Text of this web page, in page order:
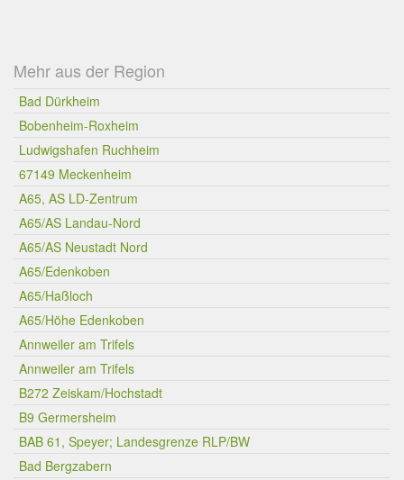
Mehr aus der Region
Bad Dürkheim
Bobenheim-Roxheim
Ludwigshafen Ruchheim
67149 Meckenheim
A65, AS LD-Zentrum
A65/AS Landau-Nord
A65/AS Neustadt Nord
A65/Edenkoben
A65/Haßloch
A65/Höhe Edenkoben
Annweiler am Trifels
Annweiler am Trifels
B272 Zeiskam/Hochstadt
B9 Germersheim
BAB 61, Speyer; Landesgrenze RLP/BW
Bad Bergzabern